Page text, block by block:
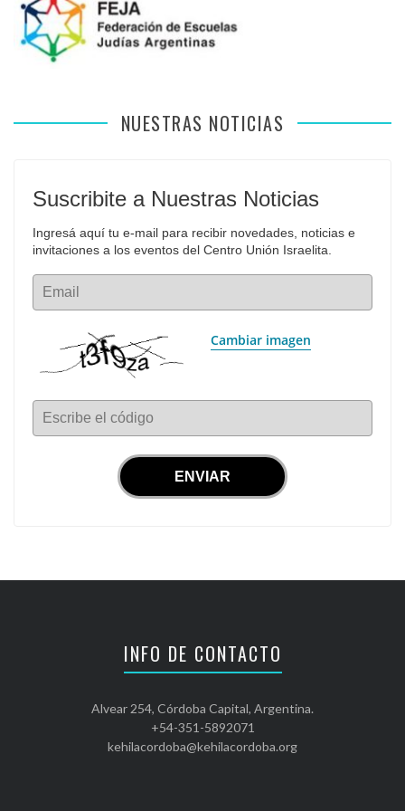
NUESTRAS NOTICIAS
Suscribite a Nuestras Noticias
Ingresá aquí tu e-mail para recibir novedades, noticias e
invitaciones a los eventos del Centro Unión Israelita.
Email
Cambiar imagen
Escribe el código
INFO DE CONTACTO
Alvear 254, Córdoba Capital, Argentina.
+54-351-5892071
kehilacordoba@kehilacordoba.org